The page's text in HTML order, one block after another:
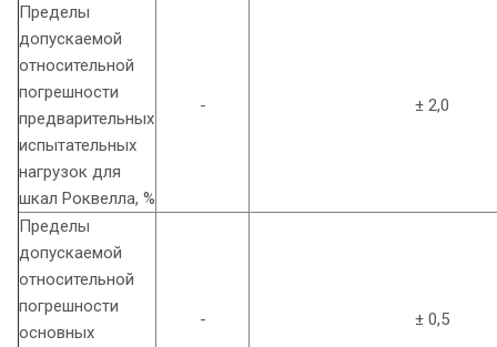
Пределы
допускаемой
относительной
погрешности
предварительных
испытательных
нагрузок для
шкал Роквелла, %
- ± 2,0
Пределы
допускаемой
относительной
погрешности
основных
- ± 0,5